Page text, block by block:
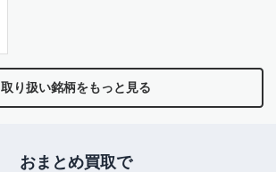
取り扱い銘柄をもっと見る
おまとめ買取で